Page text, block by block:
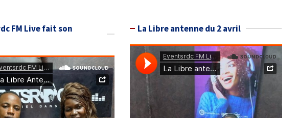
FM Live fait son
La Libre antenne du 2 avril